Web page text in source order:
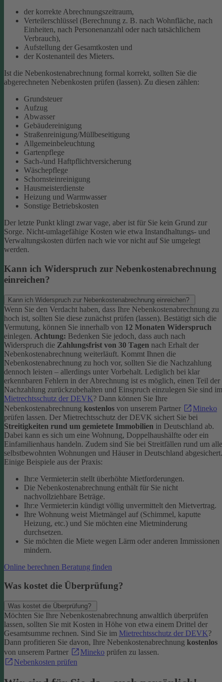
der korrekte Abrechnungszeitraum,
Verteilerschlüssel (Berechnung z. B. nach Wohnfläche, nach
Einheiten, nach Personenanzahl oder nach tatsächlichem
Verbrauch),
Aufstellung der Gesamtkosten und
der Kostenanteil des Mieters.
Ist die Nebenkostenabrechnung formal korrekt, sollten Sie die
abgerechneten Nebenkosten prüfen (lassen). Zu diesen zählen:
Grundsteuer
Aufzug
Abwasser
Gebäudereinigung
Straßenreinigung/Müllbeseitigung
Allgemeinbeleuchtung
Gartenpflege
Sach-/und Haftpflichtversicherung
Wäschepflege
Schornsteinreinigung
Hausmeisterdienste
Heizung und Warmwasser
Sonstige Betriebskosten
Der letzte Punkt klingt zwar vage, aber ist für Sie kein Grund zur
Sorge. Nicht-umlagefähige Kosten wie etwa Instandhaltungs- und
Verwaltungskosten dürfen nach wie vor nicht auf Sie umgelegt
werden.
Kann ich Widerspruch zur Nebenkostenabrechnung
einreichen?
Kann ich Widerspruch zur Nebenkostenabrechnung einreichen?
Wenn Sie den Verdacht haben, dass Ihre Nebenkostenabrechnung zu
hoch ist, sollten Sie diese zunächst prüfen (lassen). Bestätigt sich die
Vermutung, können Sie innerhalb von 12 Monaten Widerspruch
einlegen. Achtung: Bedenken Sie jedoch, dass auch nach
Widerspruch die Zahlungsfrist von 30 Tagen nach Erhalt der
Nebenkostenabrechnung weiterläuft. Kommt Ihnen die
Nebenkostenabrechnung zu hoch vor, sollten Sie die Nachzahlung
dennoch leisten – allerdings unter Vorbehalt. Lediglich bei klar
erkennbaren Fehlern in der Abrechnung ist es möglich, einen Teil der
Nachzahlung zurückzubehalten und Einspruch einzulegen Sie sind im
Mietrechtsschutz der DEVK? Dann können Sie Ihre
Nebenkostenabrechnung kostenlos von unserem Partner
Mineko
prüfen lassen. Der Mietrechtsschutz der DEVK sichert Sie bei
Streitigkeiten rund um gemietete Immobilien in Deutschland ab.
Dabei kann es sich um eine Wohnung, Doppelhaushälfte oder ein
Einfamilienhaus handeln. Zudem sind Sie bei Streitfällen rund um alle
selbstbewohnten Wohnungen und Häuser in Deutschland abgesichert.
Einige Beispiele aus der Praxis:
Ihr:e Vermieter:in stellt überhöhte Mietforderungen.
Die Nebenkostenabrechnung enthält für Sie nicht
nachvollziehbare Beträge.
Ihr:e Vermieter:in kündigt völlig unvermittelt den Mietvertrag.
Ihre Wohnung weist Mietmängel auf (Schimmel, kaputte
Heizung, etc.) und Sie möchten eine Mietminderung
durchsetzen.
Sie möchten die Miete wegen Lärm oder anderen Immissionen
mindern.
Online berechnen Beratung finden
Was kostet die Überprüfung?
Was kostet die Überprüfung?
Möchten Sie Ihre Nebenkostenabrechnung anwaltlich überprüfen
lassen, sollten Sie mit Kosten in Höhe von etwa einem Drittel der
Gesamtsumme rechnen. Sind Sie im Mietrechtsschutz der DEVK?
Dann profitieren Sie davon, Ihre Nebenkostenabrechnung kostenlos
von unserem Partner
Mineko prüfen zu lassen.
Nebenkosten prüfen